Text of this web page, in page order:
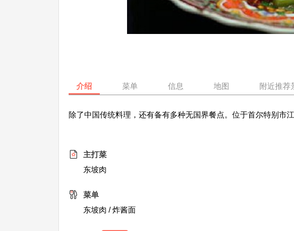
介绍 菜单 信息 地图 附近推荐
除了中国传统料理，还有备有多种无国界餐点。位于首尔特别市
主打菜
东坡肉
菜单
东坡肉 / 炸酱面